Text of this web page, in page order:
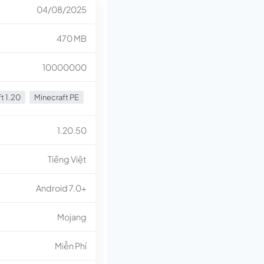
04/08/2025
470 MB
10000000
1.20 Minecraft PE
1.20.50
Tiếng Việt
Android 7.0+
Mojang
Miễn Phí